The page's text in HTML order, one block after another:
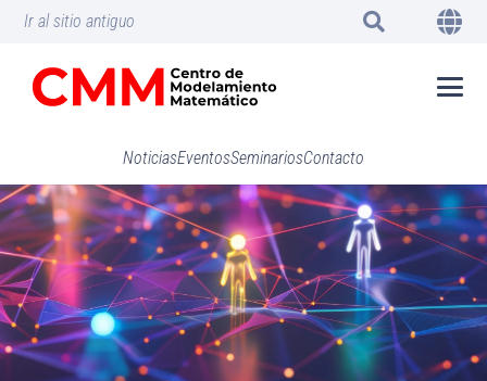
Ir al sitio antiguo
NoticiasEventosSeminariosContacto